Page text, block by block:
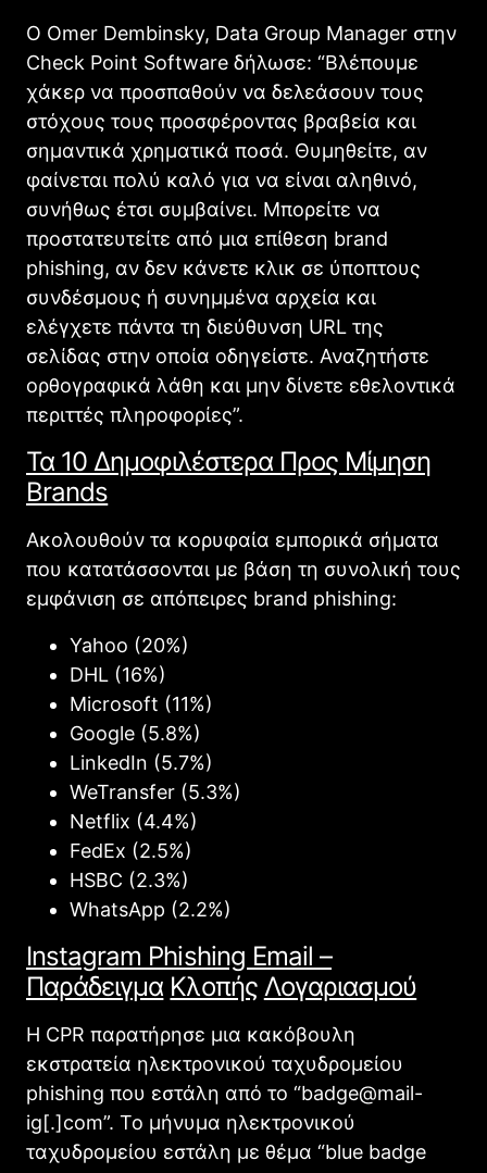
Ο Omer Dembinsky, Data Group Manager στην
Check Point Software δήλωσε: “Βλέπουμε
χάκερ να προσπαθούν να δελεάσουν τους
στόχους τους προσφέροντας βραβεία και
σημαντικά χρηματικά ποσά. Θυμηθείτε, αν
φαίνεται πολύ καλό για να είναι αληθινό,
συνήθως έτσι συμβαίνει. Μπορείτε να
προστατευτείτε από μια επίθεση brand
phishing, αν δεν κάνετε κλικ σε ύποπτους
συνδέσμους ή συνημμένα αρχεία και
ελέγχετε πάντα τη διεύθυνση URL της
σελίδας στην οποία οδηγείστε. Αναζητήστε
ορθογραφικά λάθη και μην δίνετε εθελοντικά
περιττές πληροφορίες”.
Τα 10 Δημοφιλέστερα Προς Μίμηση
Brands
Ακολουθούν τα κορυφαία εμπορικά σήματα
που κατατάσσονται με βάση τη συνολική τους
εμφάνιση σε απόπειρες brand phishing:
Yahoo (20%)
DHL (16%)
Microsoft (11%)
Google (5.8%)
LinkedIn (5.7%)
WeTransfer (5.3%)
Netflix (4.4%)
FedEx (2.5%)
HSBC (2.3%)
WhatsApp (2.2%)
Instagram Phishing Email –
Παράδειγμα Κλοπής Λογαριασμού
Η CPR παρατήρησε μια κακόβουλη
εκστρατεία ηλεκτρονικού ταχυδρομείου
phishing που εστάλη από το “badge@mail-
ig[.]com”. Το μήνυμα ηλεκτρονικού
ταχυδρομείου εστάλη με θέμα “blue badge